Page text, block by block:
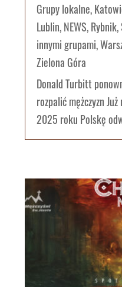
Grupy lokalne,
Lublin,NEWS,Rybnik,
innymi grupami,
Zielona Góra
Donald Turbitt
rozpalić mężczyzn
2025 roku Polskę